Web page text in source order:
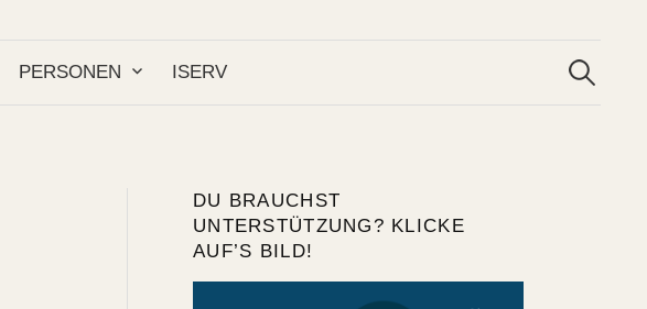
PERSONEN ISERV
nach:
DU BRAUCHST
UNTERSTÜTZUNG? KLICKE
AUF’S BILD!